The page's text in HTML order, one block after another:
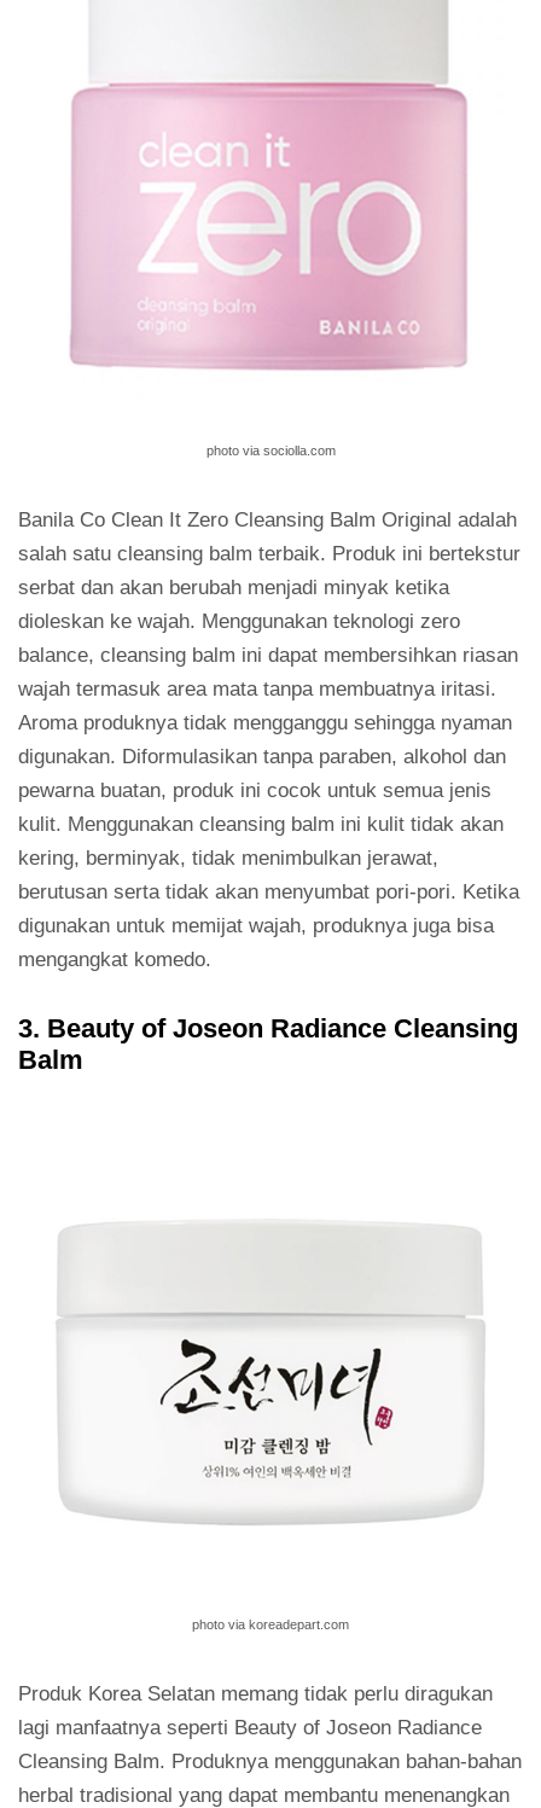
photo via sociolla.com
Banila Co Clean It Zero Cleansing Balm Original adalah
salah satu cleansing balm terbaik. Produk ini bertekstur
serbat dan akan berubah menjadi minyak ketika
dioleskan ke wajah. Menggunakan teknologi zero
balance, cleansing balm ini dapat membersihkan riasan
wajah termasuk area mata tanpa membuatnya iritasi.
Aroma produknya tidak mengganggu sehingga nyaman
digunakan. Diformulasikan tanpa paraben, alkohol dan
pewarna buatan, produk ini cocok untuk semua jenis
kulit. Menggunakan cleansing balm ini kulit tidak akan
kering, berminyak, tidak menimbulkan jerawat,
berutusan serta tidak akan menyumbat pori-pori. Ketika
digunakan untuk memijat wajah, produknya juga bisa
mengangkat komedo.
3. Beauty of Joseon Radiance Cleansing
Balm
photo via koreadepart.com
Produk Korea Selatan memang tidak perlu diragukan
lagi manfaatnya seperti Beauty of Joseon Radiance
Cleansing Balm. Produknya menggunakan bahan-bahan
herbal tradisional yang dapat membantu menenangkan